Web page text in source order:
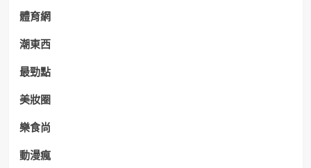
體育網
潮東西
最勁點
美妝圈
樂食尚
動漫瘋